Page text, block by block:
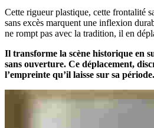
Cette rigueur plastique, cette frontalité
sans excès marquent une inflexion
ne rompt pas avec la tradition, il en
Il transforme la scène historique en
sans ouverture. Ce déplacement,
l’empreinte qu’il laisse sur sa période.